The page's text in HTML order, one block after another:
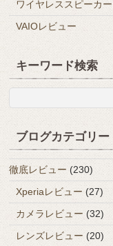
ワイヤレススピーカ
VAIOレビュー
キーワード検索
ブログカテゴリー
徹底レビュー (230)
Xperiaレビュー (27)
カメラレビュー (32)
レンズレビュー (20)